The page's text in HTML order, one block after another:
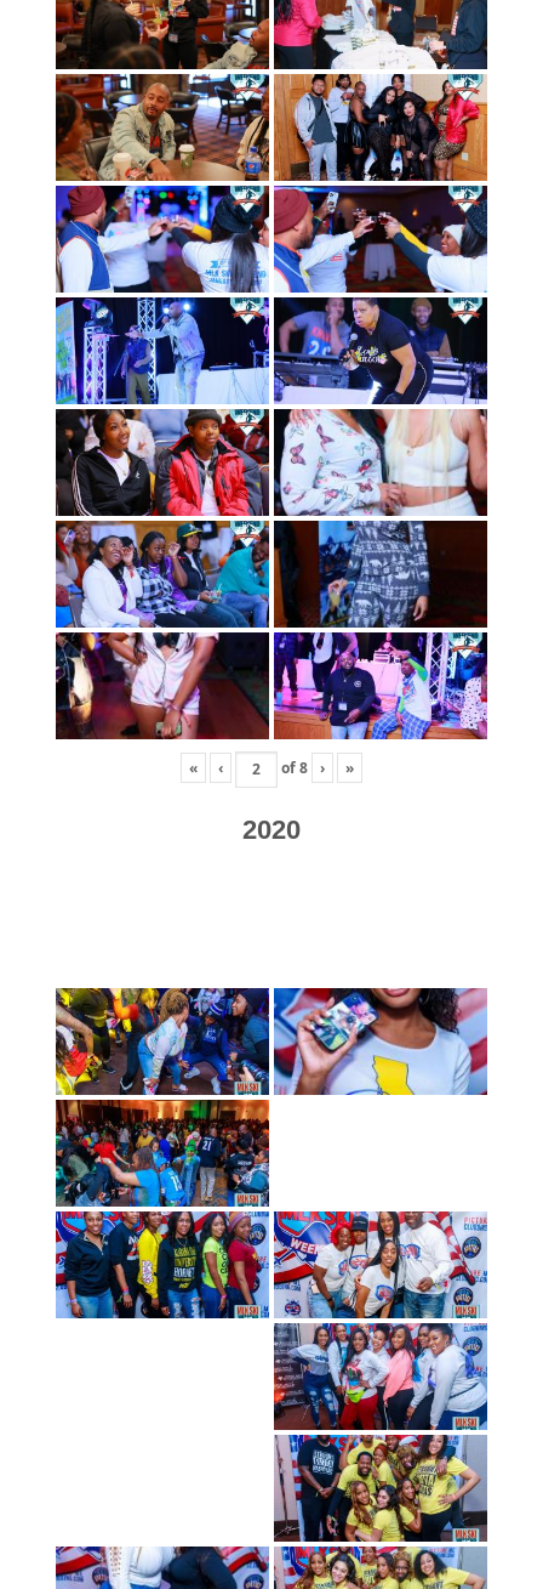
« ‹ of8 › »
2020